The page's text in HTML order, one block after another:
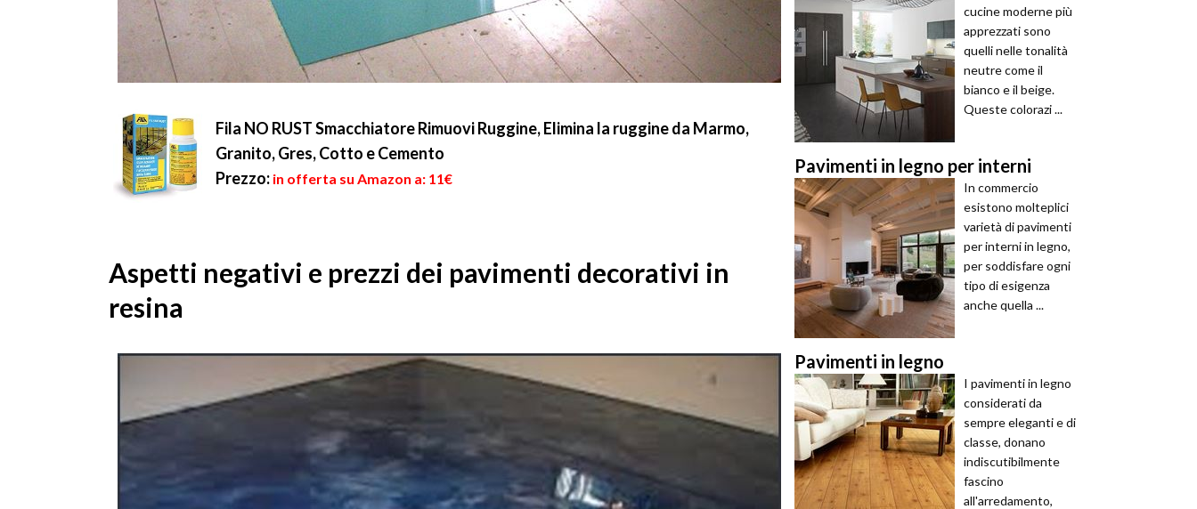
Fila NO RUST Smacchiatore Rimuovi Ruggine, Elimina la ruggine da Marmo,
Granito, Gres, Cotto e Cemento
Prezzo: in offerta su Amazon a: 11€
Aspetti negativi e prezzi dei pavimenti decorativi in
resina
cucine moderne più
apprezzati sono
quelli nelle tonalità
neutre come il
bianco e il beige.
Queste colorazi ...
Pavimenti in legno per interni
In commercio
esistono molteplici
varietà di pavimenti
per interni in legno,
per soddisfare ogni
tipo di esigenza
anche quella ...
Pavimenti in legno
I pavimenti in legno
considerati da
sempre eleganti e di
classe, donano
indiscutibilmente
fascino
all'arredamento,